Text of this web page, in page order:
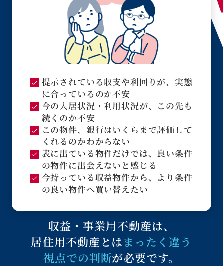
提示されている収支や利回りが、実態
に合っているのか不安
今の入居状況・利用状況が、この先も
続くのか不安
この物件、銀行はいくらまで評価して
くれるのかわからない
表に出ている物件だけでは、良い条件
の物件に出会えないと感じる
今持っている収益物件から、より条件
の良い物件へ買い替えたい
収益・事業用不動産は、
居住用不動産とはまったく違う
視点での判断が必要です。